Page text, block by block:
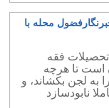
محله با
تحصیلات فقه
است تا هرچه
به لجن بکشاند، و
نابودسازد